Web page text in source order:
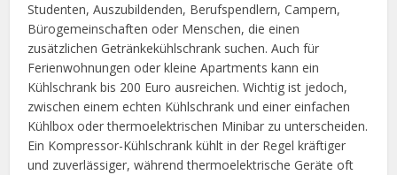
Studenten, Auszubildenden, Berufspendlern, Campern,
Bürogemeinschaften oder Menschen, die einen
zusätzlichen Getränkekühlschrank suchen. Auch für
Ferienwohnungen oder kleine Apartments kann ein
Kühlschrank bis 200 Euro ausreichen. Wichtig ist jedoch,
zwischen einem echten Kühlschrank und einer einfachen
Kühlbox oder thermoelektrischen Minibar zu unterscheiden.
Ein Kompressor-Kühlschrank kühlt in der Regel kräftiger
und zuverlässiger, während thermoelektrische Geräte oft